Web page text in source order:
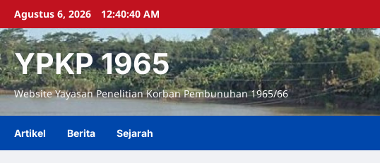
Skip
content
Agustus 6, 2026 12:40:41 AM
YPKP 1965
Website Yayasan Penelitian Korban Pembunuhan 1965/66
Artikel Berita Sejarah